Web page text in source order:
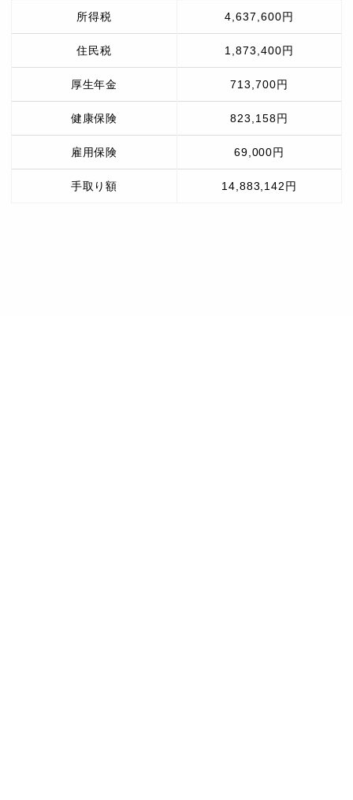
所得税 4,637,600円
住民税 1,873,400円
厚生年金 713,700円
健康保険 823,158円
雇用保険 69,000円
手取り額 14,883,142円